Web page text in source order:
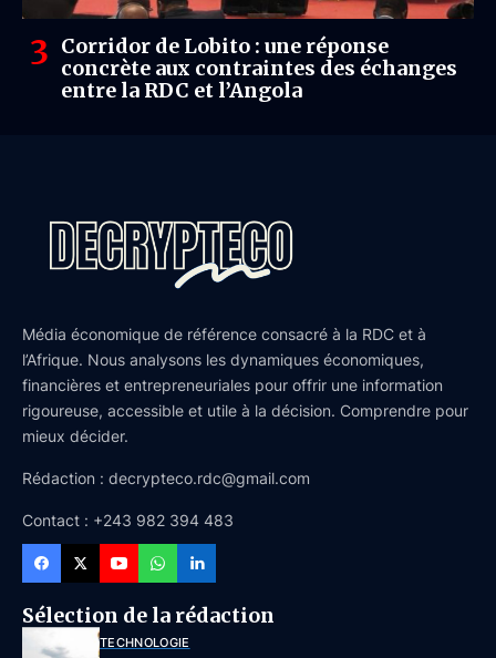
Corridor de Lobito : une réponse
concrète aux contraintes des échanges
entre la RDC et l’Angola
Média économique de référence consacré à la RDC et à
l’Afrique. Nous analysons les dynamiques économiques,
financières et entrepreneuriales pour offrir une information
rigoureuse, accessible et utile à la décision. Comprendre pour
mieux décider.
Rédaction : decrypteco.rdc@gmail.com
Contact : +243 982 394 483
Sélection de la rédaction
TECHNOLOGIE